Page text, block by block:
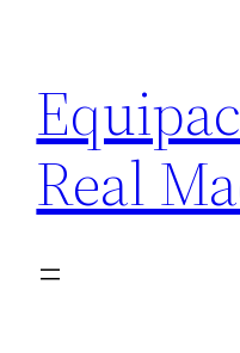
contenido
Real